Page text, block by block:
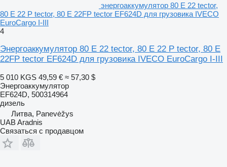
энергоаккумулятор 80 E 22 tector,
80 E 22 P tector, 80 E 22FP tector EF624D для грузовика IVECO
EuroCargo I-III
4
Энергоаккумулятор 80 E 22 tector, 80 E 22 P tector, 80 E
22FP tector EF624D для грузовика IVECO EuroCargo I-III
5 010 KGS 49,59 € ≈ 57,30 $
Энергоаккумулятор
EF624D, 500314964
дизель
Литва, Panevėžys
UAB Aradnis
Связаться с продавцом